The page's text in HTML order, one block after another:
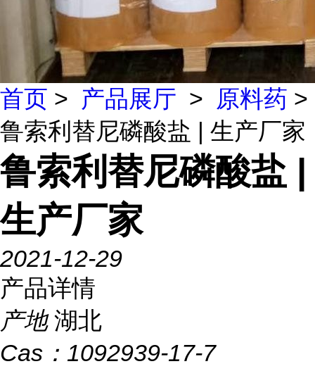
首页 > 产品展厅 > 原料药 >
鲁索利替尼磷酸盐 | 生产厂家
鲁索利替尼磷酸盐 |
生产厂家
2021-12-29
产品详情
产地 湖北
Cas： 1092939-17-7